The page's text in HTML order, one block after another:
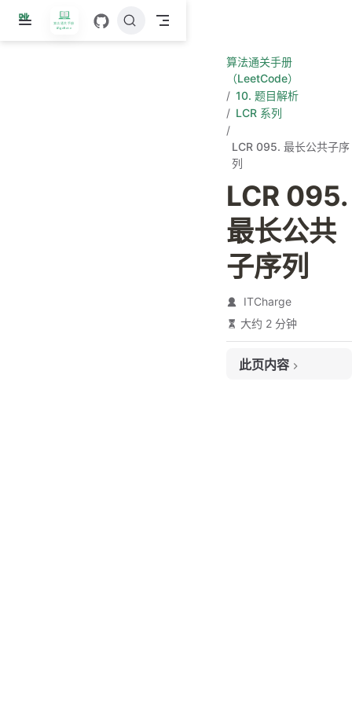
跳
算法通关手册
（LeetCode）
10. 题目解析
LCR 系列
LCR 095. 最长公共子序
列
LCR 095.
最长公共
子序列
ITCharge
大约 2 分钟
此页内容